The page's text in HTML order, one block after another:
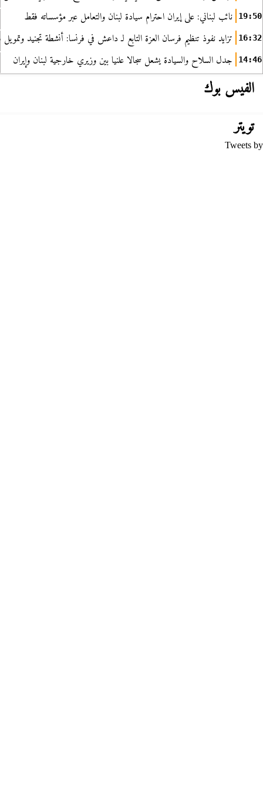
19:50 نائب لبناني: على إيران احترام سيادة لبنان والتعامل عبر مؤسساته فقط
16:32 تزايد نفوذ تنظيم فرسان العزة التابع لـ داعش في فرنسا: أنشطة تجنيد
14:46 جدل السلاح والسيادة يشعل سجالا علنيا بين وزيري خارجية لبنان وإيران
الفيس بوك
تويتر
Tweets by